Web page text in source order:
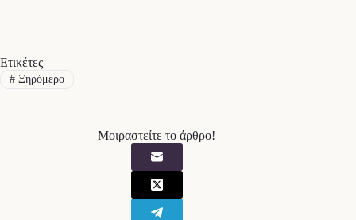
Ετικέτες
#Ξηρόμερο
Μοιραστείτε το άρθρο!